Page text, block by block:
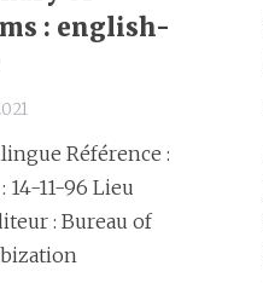
: english-
Référence :
14-11-96 Lieu
: Bureau of